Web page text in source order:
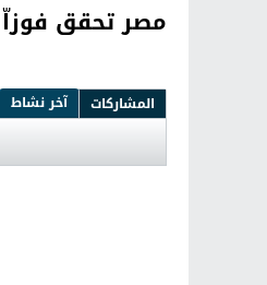
مصر تحقق فوزاّ
المشاركات آخر نشاط